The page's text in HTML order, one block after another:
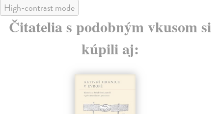
High-contrast mode
Čitatelia s podobným vkusom si
kúpili aj: